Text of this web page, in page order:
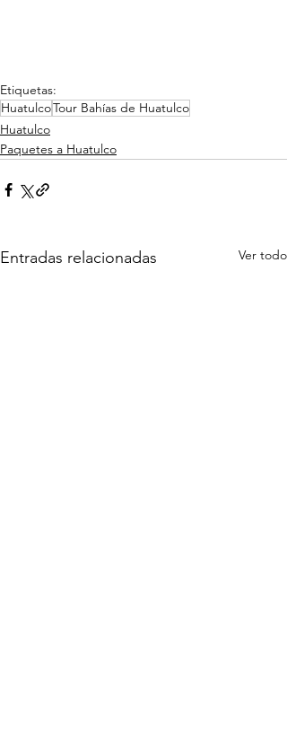
Etiquetas:
HuatulcoTour Bahías de Huatulco
Huatulco
Paquetes a Huatulco
Entradas relacionadas Ver todo